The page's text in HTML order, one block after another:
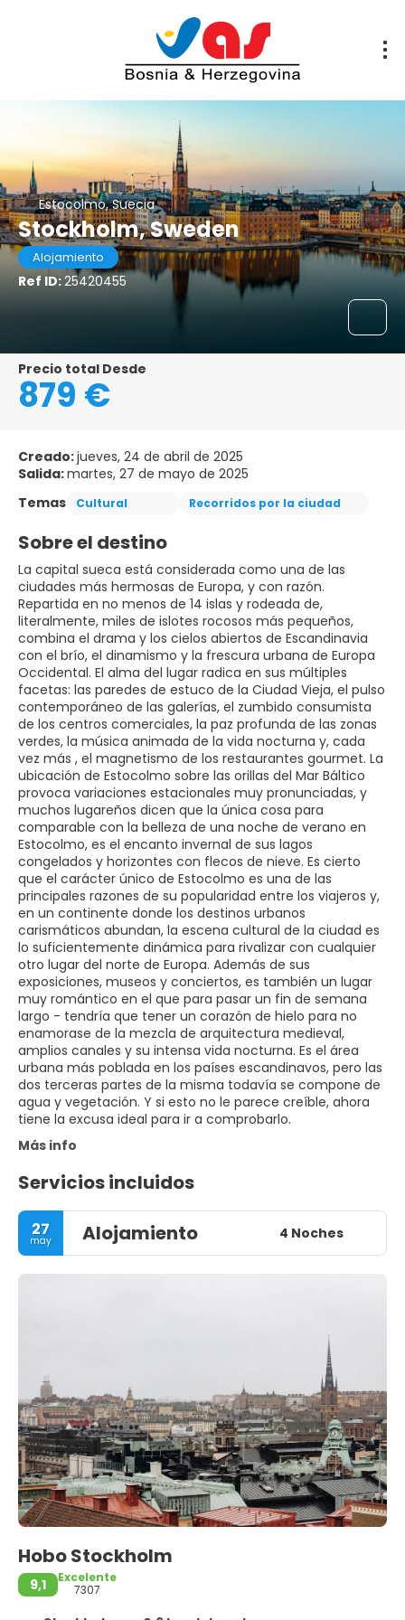
Estocolmo, Suecia
Stockholm, Sweden
Alojamiento
Ref ID:25420455
Precio total Desde
879 €
Creado:jueves, 24 de abril de 2025
Salida:martes, 27 de mayo de 2025
Temas
Cultural Recorridos por la ciudad
Sobre el destino
La capital sueca está considerada como una de las
ciudades más hermosas de Europa, y con razón.
Repartida en no menos de 14 islas y rodeada de,
literalmente, miles de islotes rocosos más pequeños,
combina el drama y los cielos abiertos de Escandinavia
con el brío, el dinamismo y la frescura urbana de Europa
Occidental. El alma del lugar radica en sus múltiples
facetas: las paredes de estuco de la Ciudad Vieja, el pulso
contemporáneo de las galerías, el zumbido consumista
de los centros comerciales, la paz profunda de las zonas
verdes, la música animada de la vida nocturna y, cada
vez más , el magnetismo de los restaurantes gourmet. La
ubicación de Estocolmo sobre las orillas del Mar Báltico
provoca variaciones estacionales muy pronunciadas, y
muchos lugareños dicen que la única cosa para
comparable con la belleza de una noche de verano en
Estocolmo, es el encanto invernal de sus lagos
congelados y horizontes con flecos de nieve. Es cierto
que el carácter único de Estocolmo es una de las
principales razones de su popularidad entre los viajeros y,
en un continente donde los destinos urbanos
carismáticos abundan, la escena cultural de la ciudad es
lo suficientemente dinámica para rivalizar con cualquier
otro lugar del norte de Europa. Además de sus
exposiciones, museos y conciertos, es también un lugar
muy romántico en el que para pasar un fin de semana
largo - tendría que tener un corazón de hielo para no
enamorase de la mezcla de arquitectura medieval,
amplios canales y su intensa vida nocturna. Es el área
urbana más poblada en los países escandinavos, pero las
dos terceras partes de la misma todavía se compone de
agua y vegetación. Y si esto no le parece creíble, ahora
tiene la excusa ideal para ir a comprobarlo.
Más info
Servicios incluidos
27
may Alojamiento 4 Noches
Hobo Stockholm
9,1
Excelente
7307